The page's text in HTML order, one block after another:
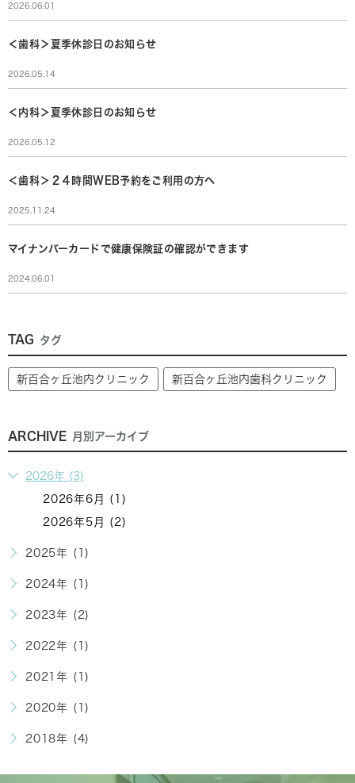
2026.06.01
＜歯科＞夏季休診日のお知らせ
2026.05.14
＜内科＞夏季休診日のお知らせ
2026.05.12
＜歯科＞２４時間WEB予約をご利用の方へ
2025.11.24
マイナンバーカードで健康保険証の確認ができます
2024.06.01
TAG タグ
新百合ヶ丘池内クリニック 新百合ヶ丘池内歯科クリニック
ARCHIVE 月別アーカイブ
2026年 (3)
2026年6月 (1)
2026年5月 (2)
2025年 (1)
2024年 (1)
2023年 (2)
2022年 (1)
2021年 (1)
2020年 (1)
2018年 (4)